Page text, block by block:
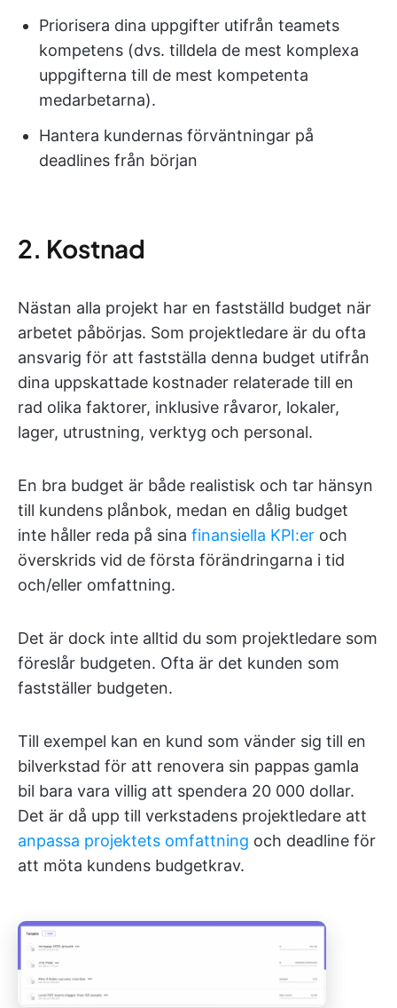
Priorisera dina uppgifter utifrån teamets
kompetens (dvs. tilldela de mest komplexa
uppgifterna till de mest kompetenta
medarbetarna).
Hantera kundernas förväntningar på
deadlines från början
2. Kostnad
Nästan alla projekt har en fastställd budget när
arbetet påbörjas. Som projektledare är du ofta
ansvarig för att fastställa denna budget utifrån
dina uppskattade kostnader relaterade till en
rad olika faktorer, inklusive råvaror, lokaler,
lager, utrustning, verktyg och personal.
En bra budget är både realistisk och tar hänsyn
till kundens plånbok, medan en dålig budget
inte håller reda på sina finansiella KPI:er och
överskrids vid de första förändringarna i tid
och/eller omfattning.
Det är dock inte alltid du som projektledare som
föreslår budgeten. Ofta är det kunden som
fastställer budgeten.
Till exempel kan en kund som vänder sig till en
bilverkstad för att renovera sin pappas gamla
bil bara vara villig att spendera 20 000 dollar.
Det är då upp till verkstadens projektledare att
anpassa projektets omfattning och deadline för
att möta kundens budgetkrav.